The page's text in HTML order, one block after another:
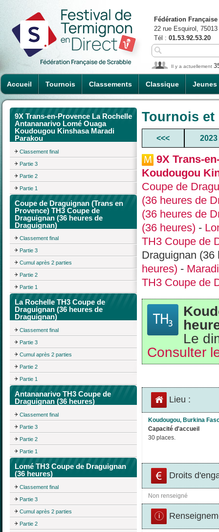
Accueil Tournois Classements Classique Jeunes
Fédération
22 rue Esquirol,
Tél : 01.53.92.53.20
Il y a actuellement
9X Trans-en-Provence La Rochelle
Antananarivo Lomé Ouaga
Koudougou Kinshasa Maradi
Parakou
Classement final
Partie 3
Partie 2
Partie 1
Coupe de Draguignan (Trans en
Provence) TH3 Coupe de
Draguignan (36 heures de
Draguignan)
Classement final
Partie 3
Cumul après 2 parties
Partie 2
Partie 1
La Rochelle TH3 Coupe de
Draguignan (36 heures de
Draguignan)
Classement final
Partie 3
Cumul après 2 parties
Partie 2
Partie 1
Antananarivo TH3 Coupe de
Draguignan (36 heures)
Classement final
Partie 3
Partie 2
Partie 1
Lomé TH3 Coupe de Draguignan
(36 heures)
Classement final
Partie 3
Cumul après 2 parties
Partie 2
Tournois
<<< 2023
9X Trans-
Koudougou
Coupe de
(36 heures de
(36 heures de
(36 heures) -
TH3 Coupe de
Draguignan
heures) -
TH3 Coupe de
Le
Consulter
Lieu :
Koudougou, Burkina
Capacité d'accueil
30 places.
Droits
Non renseigné